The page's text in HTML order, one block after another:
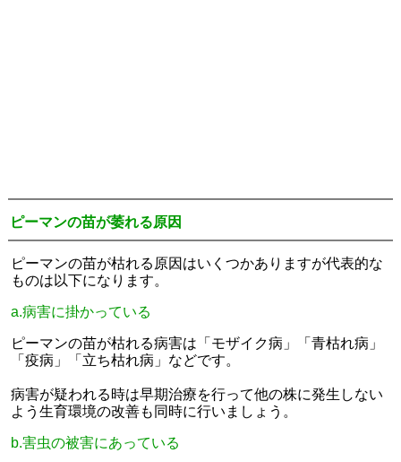
ピーマンの苗が萎れる原因
ピーマンの苗が枯れる原因はいくつかありますが代表的な
ものは以下になります。
a.病害に掛かっている
ピーマンの苗が枯れる病害は「モザイク病」「青枯れ病」
「疫病」「立ち枯れ病」などです。
病害が疑われる時は早期治療を行って他の株に発生しない
よう生育環境の改善も同時に行いましょう。
b.害虫の被害にあっている